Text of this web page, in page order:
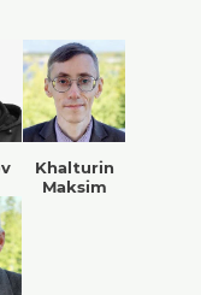
Khalturin
Maksim